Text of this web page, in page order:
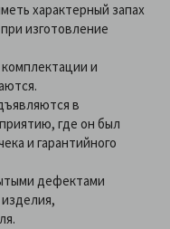
характерный запах
изготовление
и
в
где он был
и гарантийного
дефектами